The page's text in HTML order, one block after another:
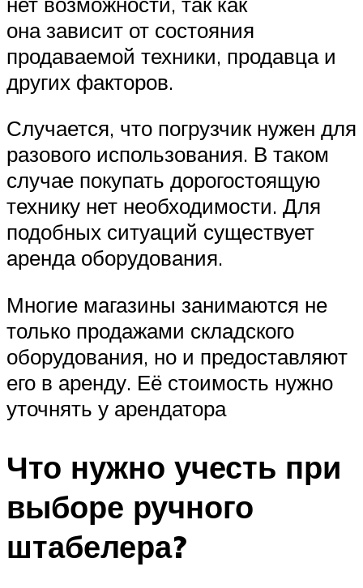
она зависит от состояния
продаваемой техники, продавца и
других факторов.
Случается, что погрузчик нужен для
разового использования. В таком
случае покупать дорогостоящую
технику нет необходимости. Для
подобных ситуаций существует
аренда оборудования.
Многие магазины занимаются не
только продажами складского
оборудования, но и предоставляют
его в аренду. Её стоимость нужно
уточнять у арендатора
Что нужно учесть при
выборе ручного
штабелера?